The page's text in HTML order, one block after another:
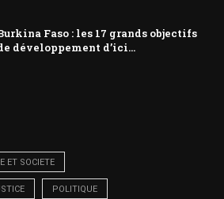
Faso : les 17 grands objectifs
développement d’ici...
ET SOCIETE
POLITIQUE